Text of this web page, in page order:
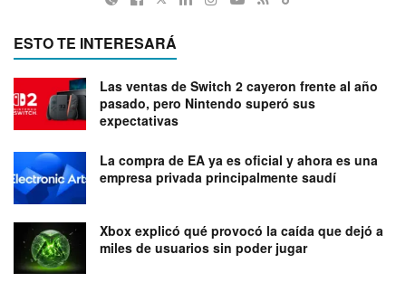
ESTO TE INTERESARÁ
Las ventas de Switch 2 cayeron frente al año
pasado, pero Nintendo superó sus
expectativas
La compra de EA ya es oficial y ahora es una
empresa privada principalmente saudí
Xbox explicó qué provocó la caída que dejó a
miles de usuarios sin poder jugar